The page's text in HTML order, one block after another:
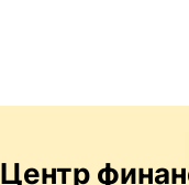
Центр финансовой